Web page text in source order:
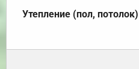
Утепление (пол, потолок)